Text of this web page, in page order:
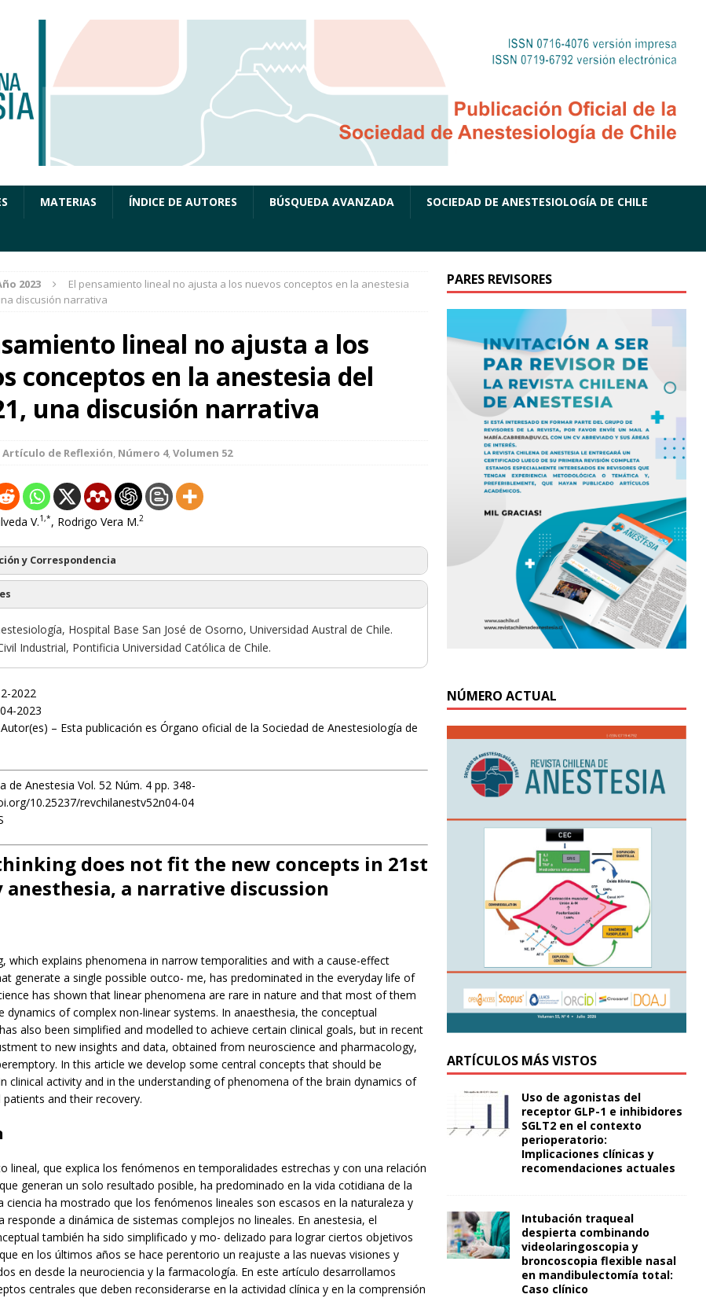
MATERIAS ÍNDICE DE AUTORES BÚSQUEDA AVANZADA SOCIEDAD DE ANESTESIOLOGÍA DE CHILE
2023
El pensamiento lineal no ajusta a los nuevos conceptos en la anestesia
discusión narrativa
lineal no ajusta a los
conceptos en la anestesia del
una discusión narrativa
Artículo de Reflexión, Número 4,Volumen 52
V.1,*, Rodrigo Vera M.2
y Correspondencia
Hospital Base San José de Osorno, Universidad Austral de Chile.
Industrial, Pontificia Universidad Católica de Chile.
2022
2023
– Esta publicación es Órgano oficial de la Sociedad de Anestesiología de
de Anestesia Vol. 52 Núm. 4 pp. 348-
10.25237/revchilanestv52n04-04
does not fit the new concepts in 21st
a narrative discussion
which explains phenomena in narrow temporalities and with a cause-effect
generate a single possible outco- me, has predominated in the everyday life of
has shown that linear phenomena are rare in nature and that most of them
dynamics of complex non-linear systems. In anaesthesia, the conceptual
also been simplified and modelled to achieve certain clinical goals, but in recent
to new insights and data, obtained from neuroscience and pharmacology,
In this article we develop some central concepts that should be
clinical activity and in the understanding of phenomena of the brain dynamics of
and their recovery.
lineal, que explica los fenómenos en temporalidades estrechas y con una relación
generan un solo resultado posible, ha predominado en la vida cotidiana de la
ciencia ha mostrado que los fenómenos lineales son escasos en la naturaleza y
responde a dinámica de sistemas complejos no lineales. En anestesia, el
también ha sido simplificado y mo- delizado para lograr ciertos objetivos
en los últimos años se hace perentorio un reajuste a las nuevas visiones y
en desde la neurociencia y la farmacología. En este artículo desarrollamos
centrales que deben reconsiderarse en la actividad clínica y en la comprensión
PARES REVISORES
NÚMERO ACTUAL
ARTÍCULOS MÁS VISTOS
Uso de agonistas del
receptor GLP-1 e inhibidores
SGLT2 en el contexto
perioperatorio:
Implicaciones clínicas y
recomendaciones actuales
Intubación traqueal
despierta combinando
videolaringoscopia y
broncoscopia flexible nasal
en mandibulectomía total:
Caso clínico